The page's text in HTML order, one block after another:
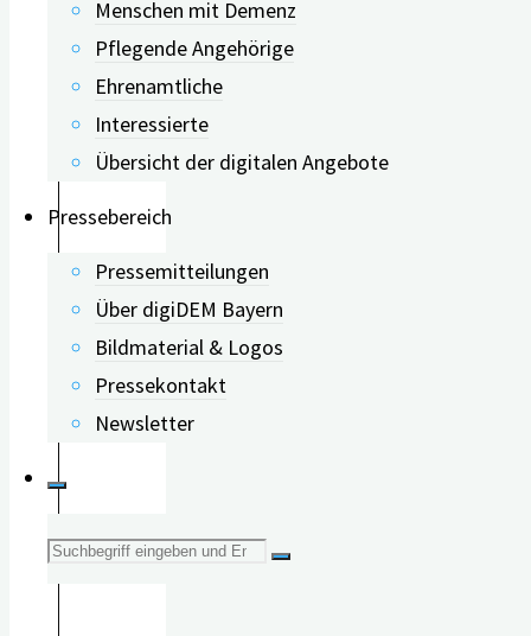
Menschen mit Demenz
Pflegende Angehörige
Ehrenamtliche
Interessierte
Übersicht der digitalen Angebote
Pressebereich
Pressemitteilungen
Über digiDEM Bayern
Bildmaterial & Logos
Pressekontakt
Newsletter
Suche
Mechanismen:
Diabetes kann zu
Schäden an den
(makrovaskulär) als
kann zu
Gehirnschädigungen
führen und das
Insulinresistenz, ein